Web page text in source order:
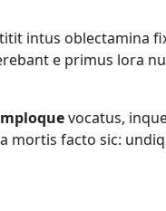
intus oblectamina
e primus lora
vocatus,
facto sic: